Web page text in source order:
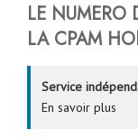
LE NUMERO
LA CPAM
Service
En savoir plus